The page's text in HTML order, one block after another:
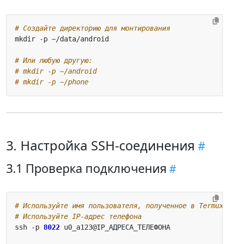
# Создайте директорию для монтирования
# Или любую другую:
# mkdir -p ~/android
# mkdir -p ~/phone
3. Настройка SSH-соединения
3.1 Проверка подключения
# Используйте имя пользователя, полученное в Termux
# Используйте IP-адрес телефона
ssh -p 8022